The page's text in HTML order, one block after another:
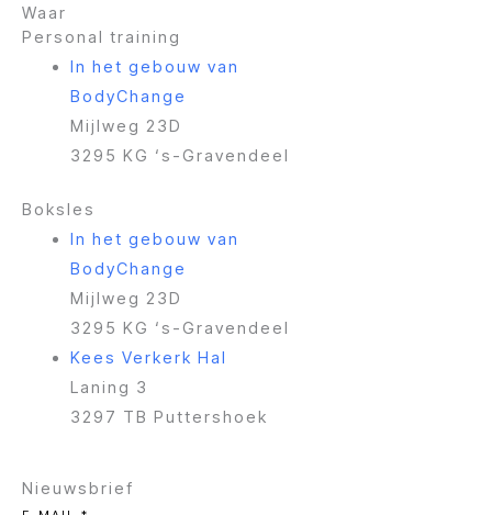
t
a
g
l
o
p
e
e
d
i
n
Waar
Personal training
In het gebouw van
BodyChange
Mijlweg 23D
3295 KG ‘s-Gravendeel
Boksles
In het gebouw van
BodyChange
Mijlweg 23D
3295 KG ‘s-Gravendeel
Kees Verkerk Hal
Laning 3
3297 TB Puttershoek
Nieuwsbrief